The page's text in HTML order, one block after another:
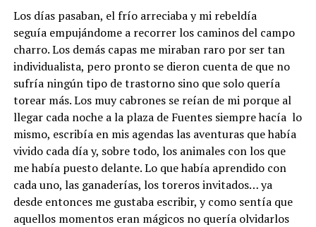
Los días pasaban, el frío arreciaba y mi rebeldía
seguía empujándome a recorrer los caminos del campo
charro. Los demás capas me miraban raro por ser tan
individualista, pero pronto se dieron cuenta de que no
sufría ningún tipo de trastorno sino que solo quería
torear más. Los muy cabrones se reían de mi porque al
llegar cada noche a la plaza de Fuentes siempre hacía lo
mismo, escribía en mis agendas las aventuras que había
vivido cada día y, sobre todo, los animales con los que
me había puesto delante. Lo que había aprendido con
cada uno, las ganaderías, los toreros invitados… ya
desde entonces me gustaba escribir, y como sentía que
aquellos momentos eran mágicos no quería olvidarlos